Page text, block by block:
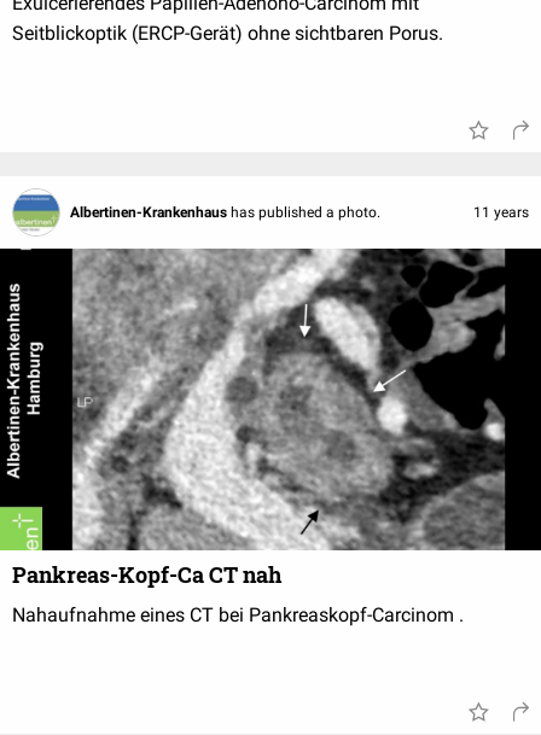
Seitblickoptik (ERCP-Gerät) ohne sichtbaren Porus.
Albertinen-Krankenhaus has published a photo. 11 years
Pankreas-Kopf-Ca CT nah
Nahaufnahme eines CT bei Pankreaskopf-Carcinom .